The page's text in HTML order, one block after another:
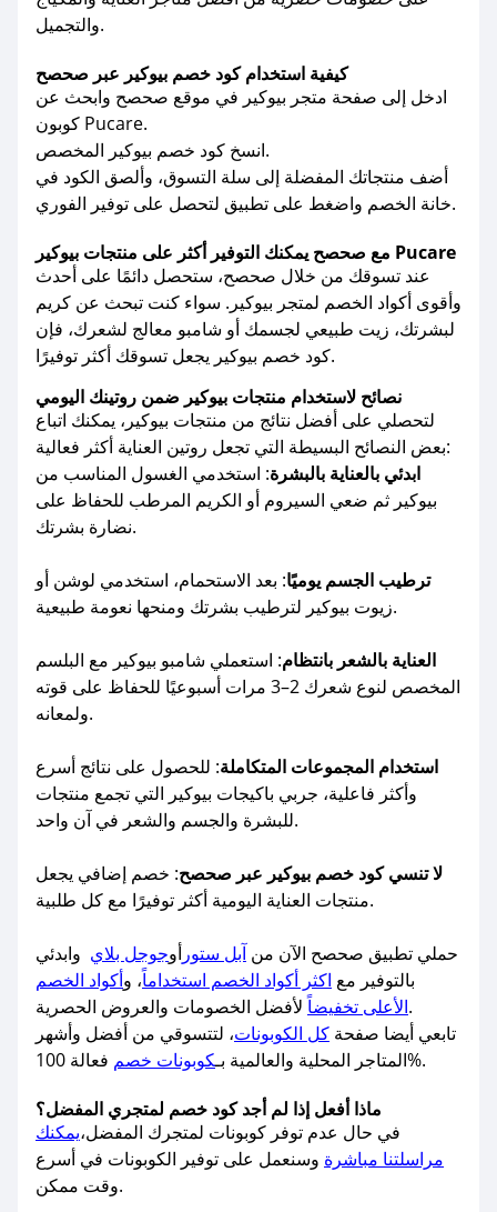
والتجميل.
كيفية استخدام كود خصم بيوكير عبر صحصح
ادخل إلى صفحة متجر بيوكير في موقع صحصح وابحث عن
كوبون Pucare.
انسخ كود خصم بيوكير المخصص.
أضف منتجاتك المفضلة إلى سلة التسوق، وألصق الكود في
خانة الخصم واضغط على تطبيق لتحصل على توفير الفوري.
مع صحصح يمكنك التوفير أكثر على منتجات بيوكير Pucare
عند تسوقك من خلال صحصح، ستحصل دائمًا على أحدث
وأقوى أكواد الخصم لمتجر بيوكير. سواء كنت تبحث عن كريم
لبشرتك، زيت طبيعي لجسمك أو شامبو معالج لشعرك، فإن
كود خصم بيوكير يجعل تسوقك أكثر توفيرًا.
نصائح لاستخدام منتجات بيوكير ضمن روتينك اليومي
لتحصلي على أفضل نتائج من منتجات بيوكير، يمكنك اتباع
بعض النصائح البسيطة التي تجعل روتين العناية أكثر فعالية:
ابدئي بالعناية بالبشرة: استخدمي الغسول المناسب من
بيوكير ثم ضعي السيروم أو الكريم المرطب للحفاظ على
نضارة بشرتك.
ترطيب الجسم يوميًا: بعد الاستحمام، استخدمي لوشن أو
زيوت بيوكير لترطيب بشرتك ومنحها نعومة طبيعية.
العناية بالشعر بانتظام: استعملي شامبو بيوكير مع البلسم
المخصص لنوع شعرك 2–3 مرات أسبوعيًا للحفاظ على قوته
ولمعانه.
استخدام المجموعات المتكاملة: للحصول على نتائج أسرع
وأكثر فاعلية، جربي باكيجات بيوكير التي تجمع منتجات
للبشرة والجسم والشعر في آن واحد.
لا تنسي كود خصم بيوكير عبر صحصح: خصم إضافي يجعل
منتجات العناية اليومية أكثر توفيرًا مع كل طلبية.
حملي تطبيق صحصح الآن من آبل ستور أوجوجل بلاي وابدئي
بالتوفير مع اكثر أكواد الخصم استخداماً، وأكواد الخصم
الأعلى تخفيضاًلأفضل الخصومات والعروض الحصرية.
تابعي أيضا صفحة كل الكوبونات، لتتسوقي من أفضل وأشهر
المتاجر المحلية والعالمية بـكوبونات خصم
فعالة 100%.
ماذا أفعل إذا لم أجد كود خصم لمتجري المفضل؟
في حال عدم توفر كوبونات لمتجرك المفضل،يمكنك
مراسلتنا مباشرة وسنعمل على توفير الكوبونات في أسرع
وقت ممكن.